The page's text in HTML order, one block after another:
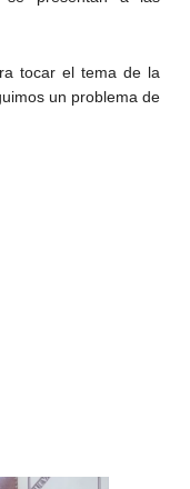
tocar el tema de la
un problema de